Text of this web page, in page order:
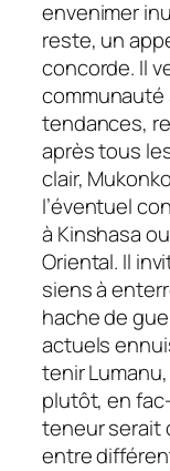
envenimer
reste, un
concorde. Il
tendances,
après tous
clair,
l’éventuel
à Kinshasa
Oriental. Il
siens à
hache de
actuels
tenir
plutôt, en
teneur serait
entre